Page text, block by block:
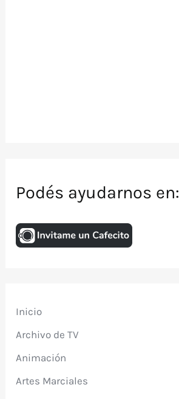
Podés ayudarnos en:
Inicio
Archivo de TV
Animación
Artes Marciales